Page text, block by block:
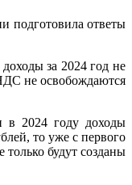
подготовила ответы
за 2024 год не
не освобождаются
в 2024 году доходы
то уже с первого
будут созданы